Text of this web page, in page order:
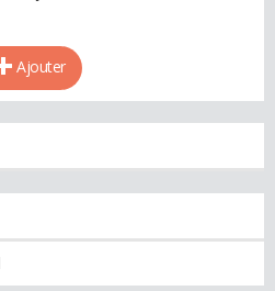
Ajouter